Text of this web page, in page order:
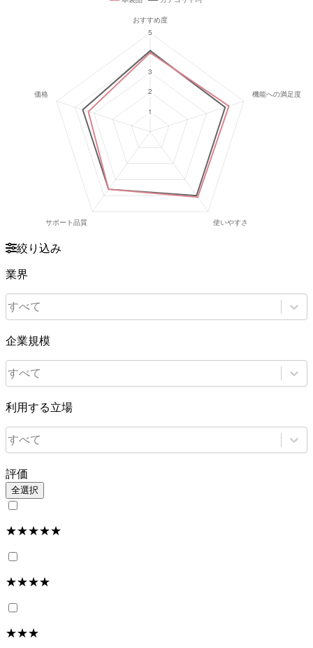
絞り込み
業界
すべて
企業規模
すべて
利用する立場
すべて
評価
全選択
★★★★★
★★★★
★★★